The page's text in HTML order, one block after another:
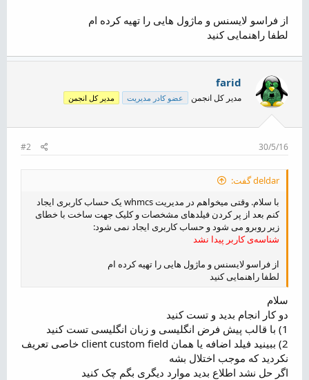
از فراسو لایسنس و ماژول هایی را تهیه کرده ام
لطفا راهنمایی کنید
farid
مدیر کل انجمن عضو کادر مدیریت مدیر کل انجمن
30/5/16
#2
deldar گفت:
با سلام. وقتی میخواهم در مدیریت whmcs یک حساب کاربری ایجاد
کنم بعد از پر کردن فیلدهای مشخصات و کلیک جهت ساخت با خطای
زیر روبرو می شود و حساب کاربری ایجاد نمی شود:
شناسه‌ی کاربر پیدا نشد
از فراسو لایسنس و ماژول هایی را تهیه کرده ام
لطفا راهنمایی کنید
سلام
دو کار انجام بدید و تست کنید
1) با قالب پیش فرض انگلیسی و زبان انگلیسی تست کنید
2) ببینید فیلد اضافه یا همان client custom field خاصی تعریف
نکردید که موجب اختلال بشه
اگر حل نشد اطلاع بدید موارد دیگری بگم چک کنید